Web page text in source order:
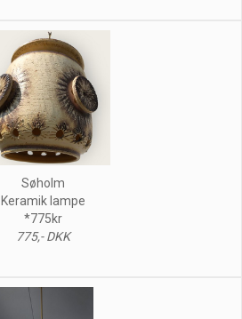
Søholm
Keramik lampe
*775kr
775,- DKK